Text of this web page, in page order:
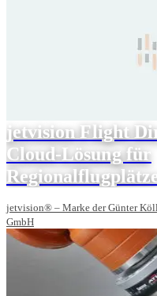
jetvision Flight
Cloud-Lösung für
jetvision® – Marke der Günter
GmbH